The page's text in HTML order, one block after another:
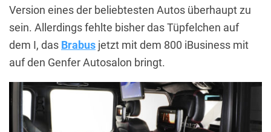
Version eines der beliebtesten Autos überhaupt zu
sein. Allerdings fehlte bisher das Tüpfelchen auf
dem I, das Brabus jetzt mit dem 800 iBusiness mit
auf den Genfer Autosalon bringt.